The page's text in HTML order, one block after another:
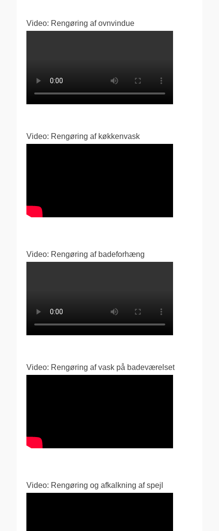
Video: Rengøring af ovnvindue
Video: Rengøring af køkkenvask
Video: Rengøring af badeforhæng
Video: Rengøring af vask på badeværelset
Video: Rengøring og afkalkning af spejl